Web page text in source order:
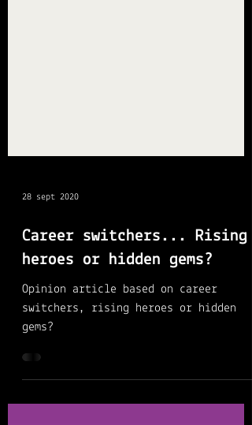
28 sept 2020
Career switchers... Rising
heroes or hidden gems?
Opinion article based on career
gems?